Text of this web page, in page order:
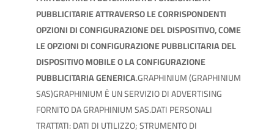
PUBBLICITARIE ATTRAVERSO LE CORRISPONDENTI
OPZIONI DI CONFIGURAZIONE DEL DISPOSITIVO, COME
LE OPZIONI DI CONFIGURAZIONE PUBBLICITARIA DEL
DISPOSITIVO MOBILE O LA CONFIGURAZIONE
PUBBLICITARIA GENERICA.GRAPHINIUM (GRAPHINIUM
SAS)GRAPHINIUM È UN SERVIZIO DI ADVERTISING
FORNITO DA GRAPHINIUM SAS.DATI PERSONALI
TRATTATI: DATI DI UTILIZZO; STRUMENTO DI